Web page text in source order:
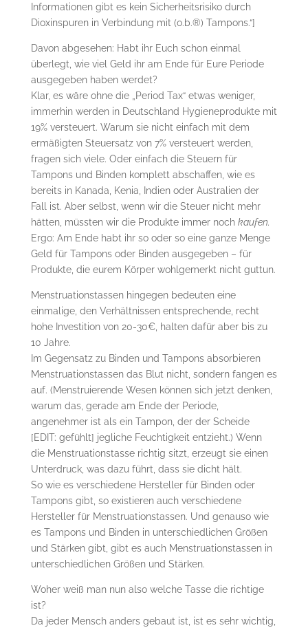
Informationen gibt es kein Sicherheitsrisiko durch
Dioxinspuren in Verbindung mit (o.b.®) Tampons.“]
Davon abgesehen: Habt ihr Euch schon einmal
überlegt, wie viel Geld ihr am Ende für Eure Periode
ausgegeben haben werdet?
Klar, es wäre ohne die „Period Tax“ etwas weniger,
immerhin werden in Deutschland Hygieneprodukte mit
19% versteuert. Warum sie nicht einfach mit dem
ermäßigten Steuersatz von 7% versteuert werden,
fragen sich viele. Oder einfach die Steuern für
Tampons und Binden komplett abschaffen, wie es
bereits in Kanada, Kenia, Indien oder Australien der
Fall ist. Aber selbst, wenn wir die Steuer nicht mehr
hätten, müssten wir die Produkte immer noch kaufen.
Ergo: Am Ende habt ihr so oder so eine ganze Menge
Geld für Tampons oder Binden ausgegeben – für
Produkte, die eurem Körper wohlgemerkt nicht guttun.
Menstruationstassen hingegen bedeuten eine
einmalige, den Verhältnissen entsprechende, recht
hohe Investition von 20-30€, halten dafür aber bis zu
10 Jahre.
Im Gegensatz zu Binden und Tampons absorbieren
Menstruationstassen das Blut nicht, sondern fangen es
auf. (Menstruierende Wesen können sich jetzt denken,
warum das, gerade am Ende der Periode,
angenehmer ist als ein Tampon, der der Scheide
[EDIT: gefühlt] jegliche Feuchtigkeit entzieht.) Wenn
die Menstruationstasse richtig sitzt, erzeugt sie einen
Unterdruck, was dazu führt, dass sie dicht hält.
So wie es verschiedene Hersteller für Binden oder
Tampons gibt, so existieren auch verschiedene
Hersteller für Menstruationstassen. Und genauso wie
es Tampons und Binden in unterschiedlichen Größen
und Stärken gibt, gibt es auch Menstruationstassen in
unterschiedlichen Größen und Stärken.
Woher weiß man nun also welche Tasse die richtige
ist?
Da jeder Mensch anders gebaut ist, ist es sehr wichtig,